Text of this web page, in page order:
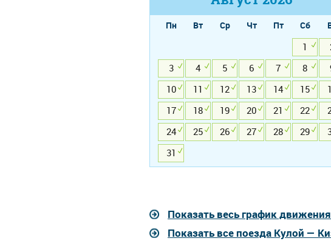
Пн Вт Ср Чт Пт Сб
1
3
4 5 6 7 8
10
11 12 13 14 15
17
18 19 20 21 22
24
25 26 27 28 29
31
Показать весь график
Показать все поезда Кулой —